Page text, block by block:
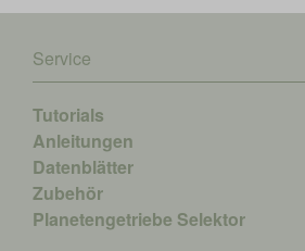
Service
Tutorials
Anleitungen
Datenblätter
Zubehör
Planetengetriebe Selektor